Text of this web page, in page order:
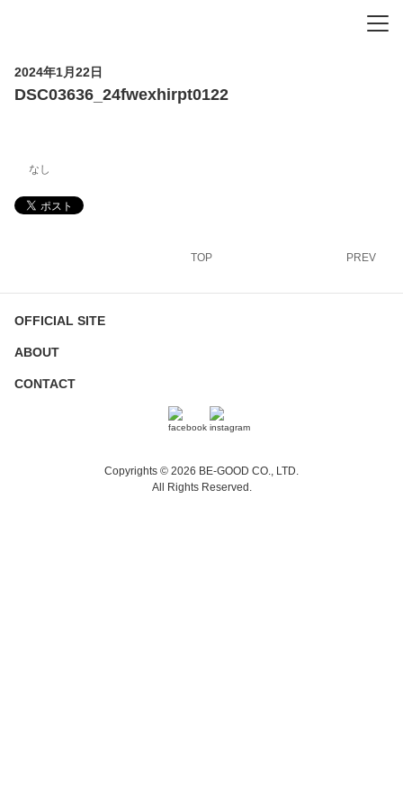
2024年1月22日
DSC03636_24fwexhirpt0122
なし
TOP PREV
OFFICIAL SITE
ABOUT
CONTACT
Copyrights © 2026 BE-GOOD CO., LTD.
All Rights Reserved.